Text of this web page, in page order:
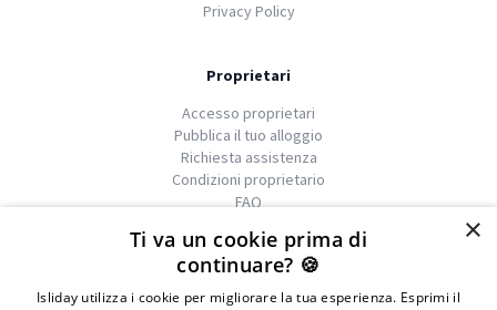
Privacy Policy
Proprietari
Accesso proprietari
Pubblica il tuo alloggio
Richiesta assistenza
Condizioni proprietario
FAQ
We islands
×
Ti va un cookie prima di
continuare? 🍪
Isliday utilizza i cookie per migliorare la tua esperienza. Esprimi il